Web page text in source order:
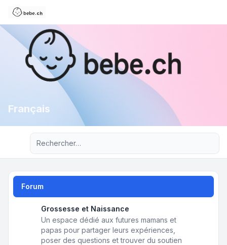
Français
Recherche avancée
Forum
Grossesse et Naissance
Un espace dédié aux futures mamans et
papas pour partager leurs expériences,
poser des questions et trouver du soutien